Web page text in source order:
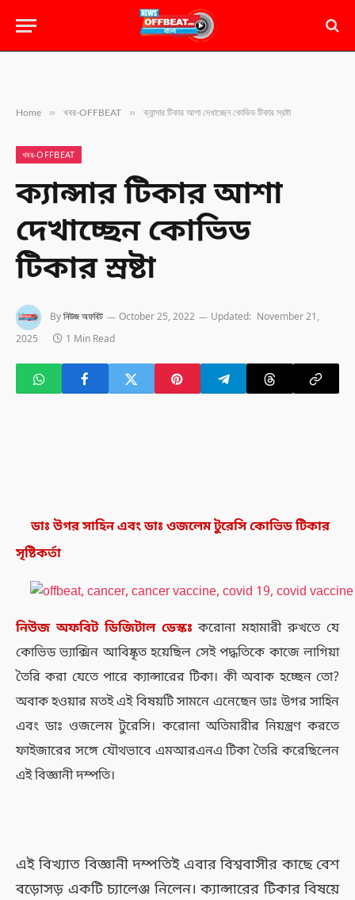
Home » খবর-OFFBEAT » ক্যান্সার টিকার আশা দেখাচ্ছেন কোভিড টিকার স্রষ্টা
খবর-OFFBEAT
ক্যান্সার টিকার আশা
দেখাচ্ছেন কোভিড
টিকার স্রষ্টা
Byনিউজ অফবিট October 25, 2022 Updated: November 21,
2025
1 Min Read
ডাঃ উগর সাহিন এবং ডাঃ ওজলেম টুরেসি কোভিড টিকার
সৃষ্টিকর্তা
নিউজ অফবিট ডিজিটাল ডেস্কঃ করোনা মহামারী রুখতে যে
কোভিড ভ্যাক্সিন আবিষ্কৃত হয়েছিল সেই পদ্ধতিকে কাজে লাগিয়া
তৈরি করা যেতে পারে ক্যান্সারের টিকা। কী অবাক হচ্ছেন তো?
অবাক হওয়ার মতই এই বিষয়টি সামনে এনেছেনডাঃ উগর সাহিন
এবং ডাঃ ওজলেম টুরেসি। করোনা অতিমারীর নিয়ন্ত্রণ করতে
ফাইজারের সঙ্গে যৌথভাবে এমআরএনএ টিকা তৈরি করেছিলেন
এই বিজ্ঞানী দম্পতি।
এই বিখ্যাত বিজ্ঞানী দম্পতিই এবার বিশ্ববাসীর কাছে বেশ
বড়োসড় একটি চ্যালেঞ্জ নিলেন। ক্যান্সারের টিকার বিষয়ে